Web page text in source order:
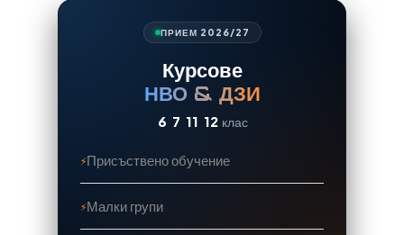
ПРИЕМ 2026/27
Курсове
НВО & ДЗИ
6 7 11 12 клас
Присъствено обучение
Малки групи